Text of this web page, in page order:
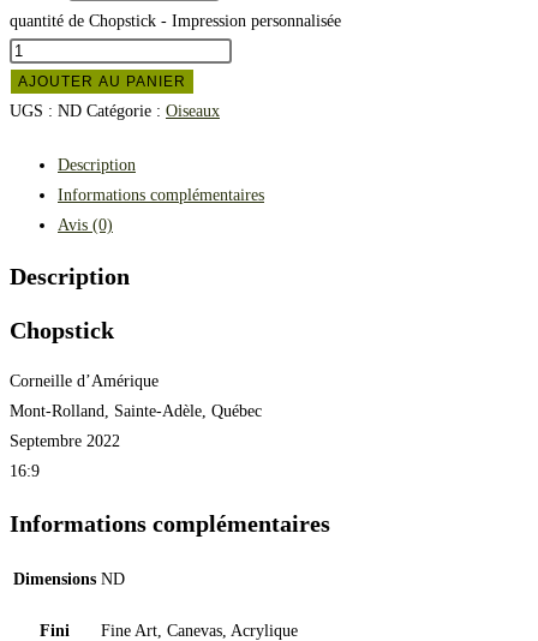
quantité de Chopstick - Impression personnalisée
AJOUTER AU PANIER
UGS : ND Catégorie : Oiseaux
Description
Informations complémentaires
Avis (0)
Description
Chopstick
Corneille d’Amérique
Mont-Rolland, Sainte-Adèle, Québec
Septembre 2022
16:9
Informations complémentaires
Dimensions ND
Fini Fine Art, Canevas, Acrylique